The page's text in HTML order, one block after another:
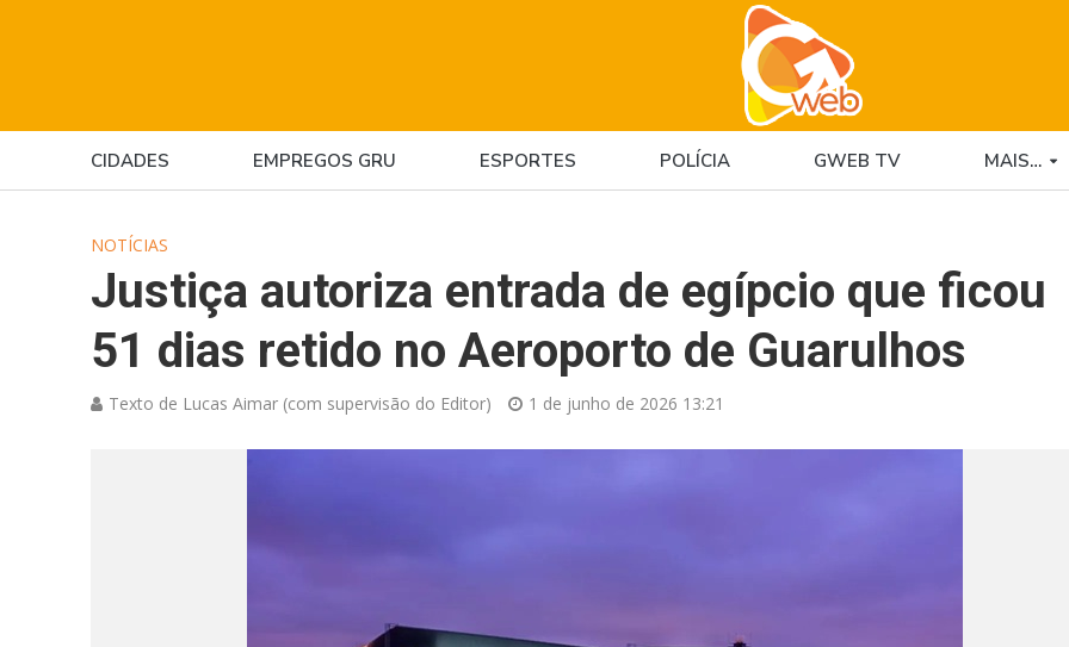
CIDADES EMPREGOS GRU ESPORTES POLÍCIA GWEB TV MAIS…
NOTÍCIAS
Justiça autoriza entrada de egípcio que ficou
51 dias retido no Aeroporto de Guarulhos
Texto de Lucas Aimar (com supervisão do Editor) 1 de junho de 2026 13:21